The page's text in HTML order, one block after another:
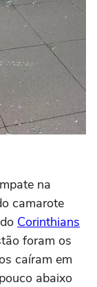
na
camarote
Corinthians
foram os
caíram em
abaixo